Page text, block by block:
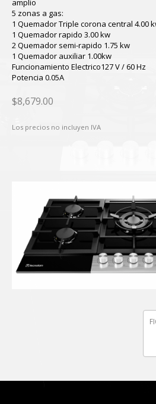
amplio
5 zonas a gas:
1 Quemador Triple corona central 4.00
1 Quemador rapido 3.00 kw
2 Quemador semi-rapido 1.75 kw
1 Quemador auxiliar 1.00kw
Funcionamiento Electrico127 V / 60 Hz
Potencia 0.05A
$8,679.00
Los precios no incluyen IVA